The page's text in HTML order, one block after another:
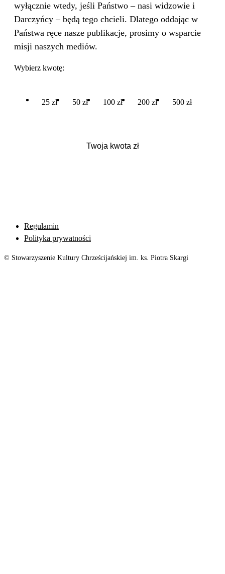
wyłącznie wtedy, jeśli Państwo – nasi widzowie i
Darczyńcy – będą tego chcieli. Dlatego oddając w
Państwa ręce nasze publikacje, prosimy o wsparcie
misji naszych mediów.
Wybierz kwotę:
25 zł 50 zł 100 zł 200 zł 500 zł
Regulamin
Polityka prywatności
© Stowarzyszenie Kultury Chrześcijańskiej im. ks. Piotra Skargi